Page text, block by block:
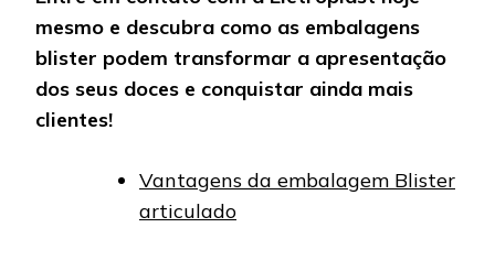
mesmo e descubra como as embalagens
blister podem transformar a apresentação
dos seus doces e conquistar ainda mais
clientes!
Vantagens da embalagem Blister
articulado